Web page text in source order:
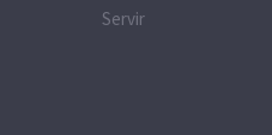
Servir